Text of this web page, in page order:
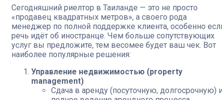
Сегодняшний риелтор в Таиланде — это не просто
«продавец квадратных метров», а своего рода
менеджер по полной поддержке клиента, особенно
речь идёт об иностранце. Чем больше сопутствующих
услуг вы предложите, тем весомее будет ваш чек. Вот
наиболее популярные решения:
Управление недвижимостью (property
management)
Сдача в аренду (посуточную, долгосрочную)